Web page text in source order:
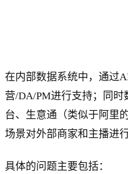
在内部数据系统中，通过
营/DA/PM进行支持；同
台、生意通（类似于阿里
场景对外部商家和主播进行
具体的问题主要包括：